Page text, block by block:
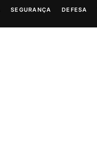
SEGURANÇA DEFESA